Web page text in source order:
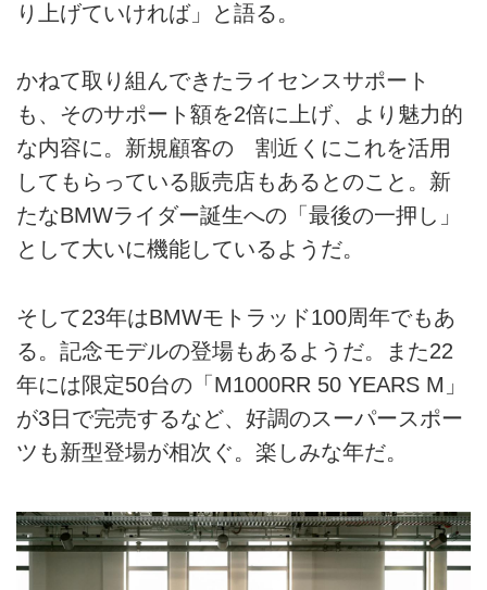
り上げていければ」と語る。
かねて取り組んできたライセンスサポート
も、そのサポート額を2倍に上げ、より魅力的
な内容に。新規顧客の 割近くにこれを活用
してもらっている販売店もあるとのこと。新
たなBMWライダー誕生への「最後の一押し」
として大いに機能しているようだ。
そして23年はBMWモトラッド100周年でもあ
る。記念モデルの登場もあるようだ。また22
年には限定50台の「M1000RR 50 YEARS M」
が3日で完売するなど、好調のスーパースポー
ツも新型登場が相次ぐ。楽しみな年だ。